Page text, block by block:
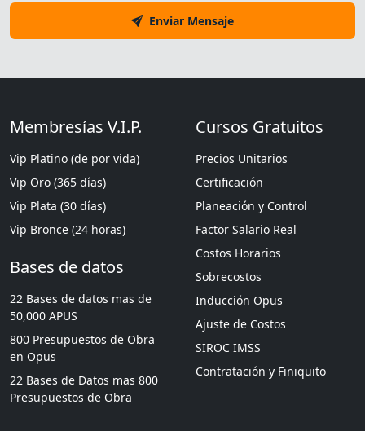
Enviar Mensaje
Membresías V.I.P.
Vip Platino (de por vida)
Vip Oro (365 días)
Vip Plata (30 días)
Vip Bronce (24 horas)
Bases de datos
22 Bases de datos mas de
50,000 APUS
800 Presupuestos de Obra
en Opus
22 Bases de Datos mas 800
Presupuestos de Obra
Cursos Gratuitos
Precios Unitarios
Certificación
Planeación y Control
Factor Salario Real
Costos Horarios
Sobrecostos
Inducción Opus
Ajuste de Costos
SIROC IMSS
Contratación y Finiquito